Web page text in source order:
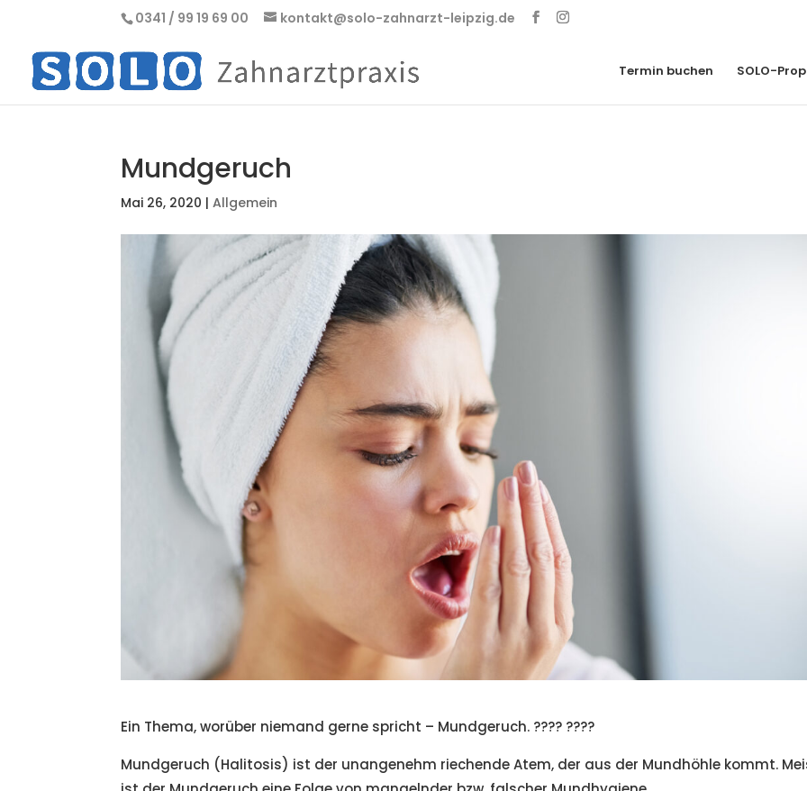
0341 / 99 19 69 00 kontakt@solo-zahnarzt-leipzig.de
Termin buchen SOLO-
Mundgeruch
Mai 26, 2020 |Allgemein
Ein Thema, worüber niemand gerne spricht – Mundgeruch. ???? ????
Mundgeruch (Halitosis) ist der unangenehm riechende Atem, der aus der Mundhöhle kommt.